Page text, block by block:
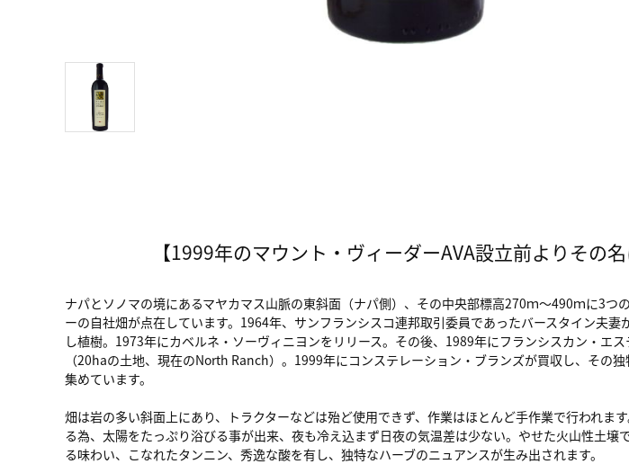
【1999年のマウント・ヴィーダーAVA設立前よりその
ナパとソノマの境にあるマヤカマス山脈の東斜面（ナパ側）、その中央部標高270ｍ～490ｍに3つ
ーの自社畑が点在しています。1964年、サンフランシスコ連邦取引委員であったバースタイン夫
し植樹。1973年にカベルネ・ソーヴィニヨンをリリース。その後、1989年にフランシスカン・エ
（20haの土地、現在のNorth Ranch）。1999年にコンステレーション・ブランズが買収し、その
集めています。
畑は岩の多い斜面上にあり、トラクターなどは殆ど使用できず、作業はほとんど手作業で行われま
る為、太陽をたっぷり浴びる事が出来、夜も冷え込まず日夜の気温差は少ない。やせた火山性土壌
る味わい、こなれたタンニン、秀逸な酸を有し、独特なハーブのニュアンスが生み出されます。